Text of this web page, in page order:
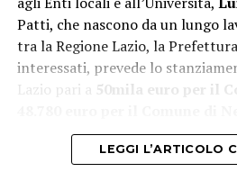
Patti, che nascono da un lungo
tra la Regione Lazio, la
interessati, prevede lo
Lazio pari a
50mila euro per il
LEGGI L’ARTICOLO